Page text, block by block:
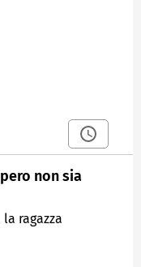
non sia
ragazza